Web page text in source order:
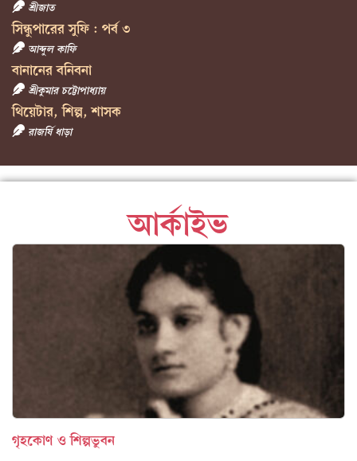
শ্রীজাত
সিন্ধুপারের সুফি : পর্ব ৩
আব্দুল কাফি
বানানের বনিবনা
শ্রীকুমার চট্টোপাধ্যায়
থিয়েটার, শিল্প, শাসক
রাজর্ষি ধাড়া
আর্কাইভ
গৃহকোণ ও শিল্পভুবন